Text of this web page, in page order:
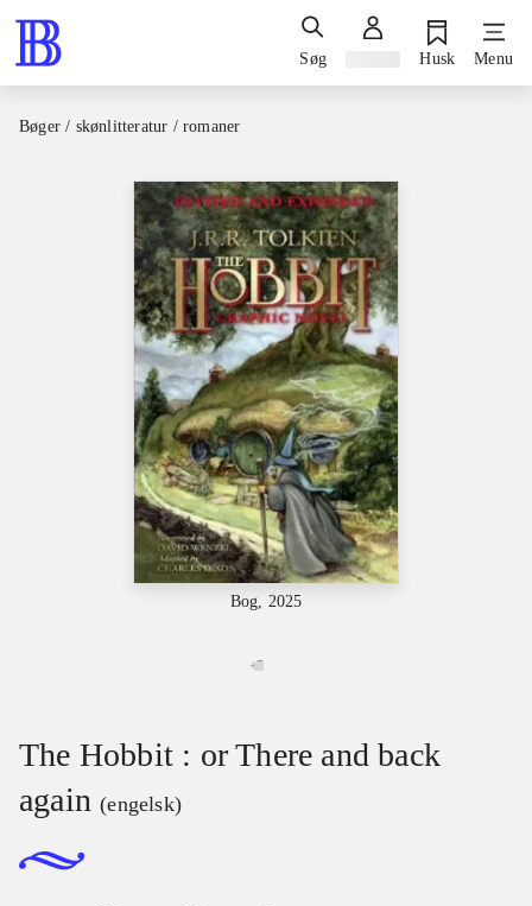
Søg Husk Menu
Bøger / skønlitteratur / romaner
Bog, 2025
+7
The Hobbit : or There and back
again (engelsk)